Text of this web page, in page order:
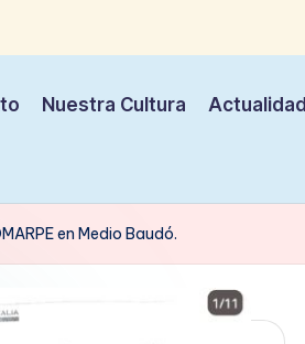
Nuestra Cultura Actualidad
en Medio Baudó.